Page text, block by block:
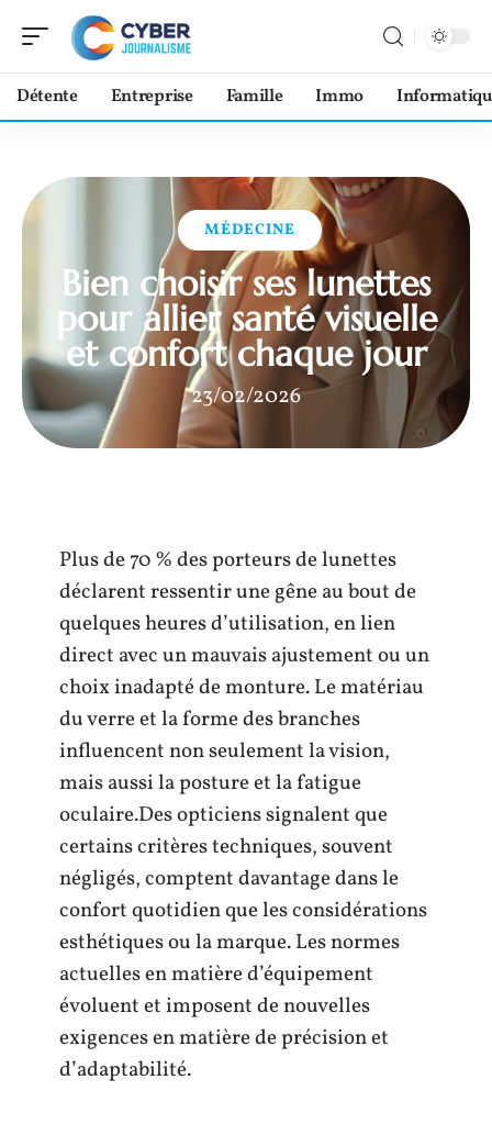
Détente Entreprise Famille Immo
MÉDECINE
Bien choisir ses lunettes
pour allier santé visuelle
et confort chaque jour
23/02/2026
Plus de 70 % des porteurs de lunettes
déclarent ressentir une gêne au bout de
quelques heures d’utilisation, en lien
direct avec un mauvais ajustement ou un
choix inadapté de monture. Le matériau
du verre et la forme des branches
influencent non seulement la vision,
mais aussi la posture et la fatigue
oculaire.Des opticiens signalent que
certains critères techniques, souvent
négligés, comptent davantage dans le
confort quotidien que les considérations
esthétiques ou la marque. Les normes
actuelles en matière d’équipement
évoluent et imposent de nouvelles
exigences en matière de précision et
d’adaptabilité.